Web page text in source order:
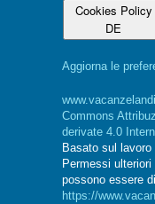
Cookies Policy
DE
Aggiorna le
Commons
derivate 4.0
Basato sul lavoro
Permessi
possono essere
https://